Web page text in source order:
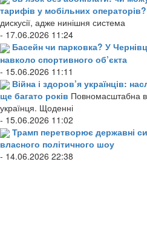
тарифів у мобільних операторів?
дискусії, адже нинішня система
- 17.06.2026 11:24
Басейн чи парковка? У
навколо спортивного об’єкта
- 15.06.2026 11:11
Війна і здоров’я українців:
ще багато років Повномасштабна
українця. Щоденні
- 15.06.2026 11:02
Трамп перетворює державні
власного політичного шоу
- 14.06.2026 22:38